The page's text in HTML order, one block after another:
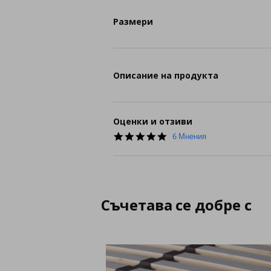
Размери
Описание на продукта
Оценки и отзиви
4.8
6 Мнения
Съчетава се добре с